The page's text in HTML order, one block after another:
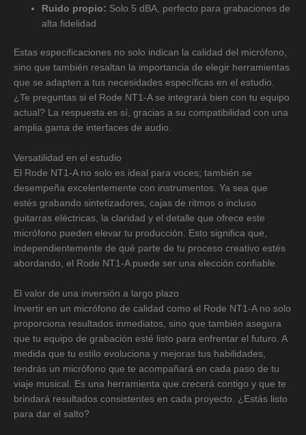
Ruido propio: Solo 5 dBA, perfecto para grabaciones de
alta fidelidad
Estas especificaciones no solo indican la calidad del micrófono,
sino que también resaltan la importancia de elegir herramientas
que se adapten a tus necesidades específicas en el estudio.
¿Te preguntas si el Rode NT1-A se integrará bien con tu equipo
actual? La respuesta es sí, gracias a su compatibilidad con una
amplia gama de interfaces de audio.
Versatilidad en el estudio
El Rode NT1-A no solo es ideal para voces; también se
desempeña excelentemente con instrumentos. Ya sea que
estés grabando sintetizadores, cajas de ritmos o incluso
guitarras eléctricas, la claridad y el detalle que ofrece este
micrófono pueden elevar tu producción. Esto significa que,
independientemente de qué parte de tu proceso creativo estés
abordando, el Rode NT1-A puede ser una elección confiable.
El valor de una inversión a largo plazo
Invertir en un micrófono de calidad como el Rode NT1-A no solo
proporciona resultados inmediatos, sino que también asegura
que tu equipo de grabación esté listo para enfrentar el futuro. A
medida que tu estilo evoluciona y mejoras tus habilidades,
tendrás un micrófono que te acompañará en cada paso de tu
viaje musical. Es una herramienta que crecerá contigo y que te
brindará resultados consistentes en cada proyecto. ¿Estás listo
para dar el salto?